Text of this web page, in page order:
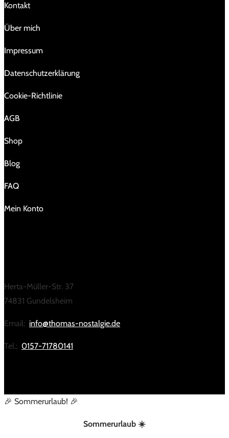
Kontakt
Über mich
Impressum
Da­ten­schutz­er­klä­rung
Cookie-Richtlinie
AGB
Shop
Blog
FAQ
Mein Konto
Herta-Müller-Str. 37
74831 Gundelsheim
Email: info@thomas-nostalgie.de
Tel.: 0157-71780141
🎉 Sommerurlaub! 🎉
Sommerurlaub ☀️